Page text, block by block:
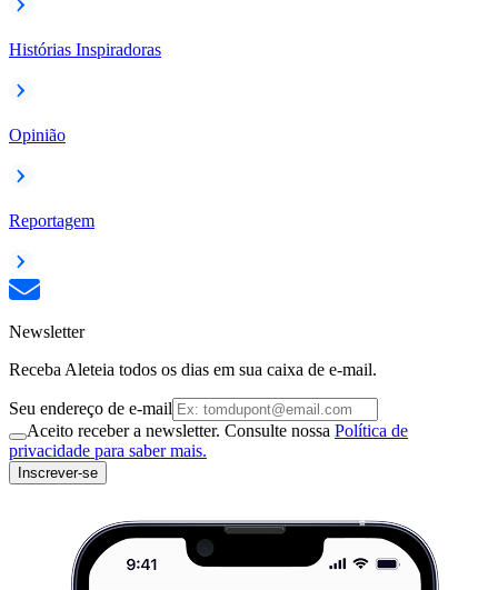
Histórias Inspiradoras
Opinião
Reportagem
Newsletter
Receba Aleteia todos os dias em sua caixa de e-mail.
Seu endereço de e-mail
Aceito receber a newsletter. Consulte nossa Política de
privacidade para saber mais.
Inscrever-se